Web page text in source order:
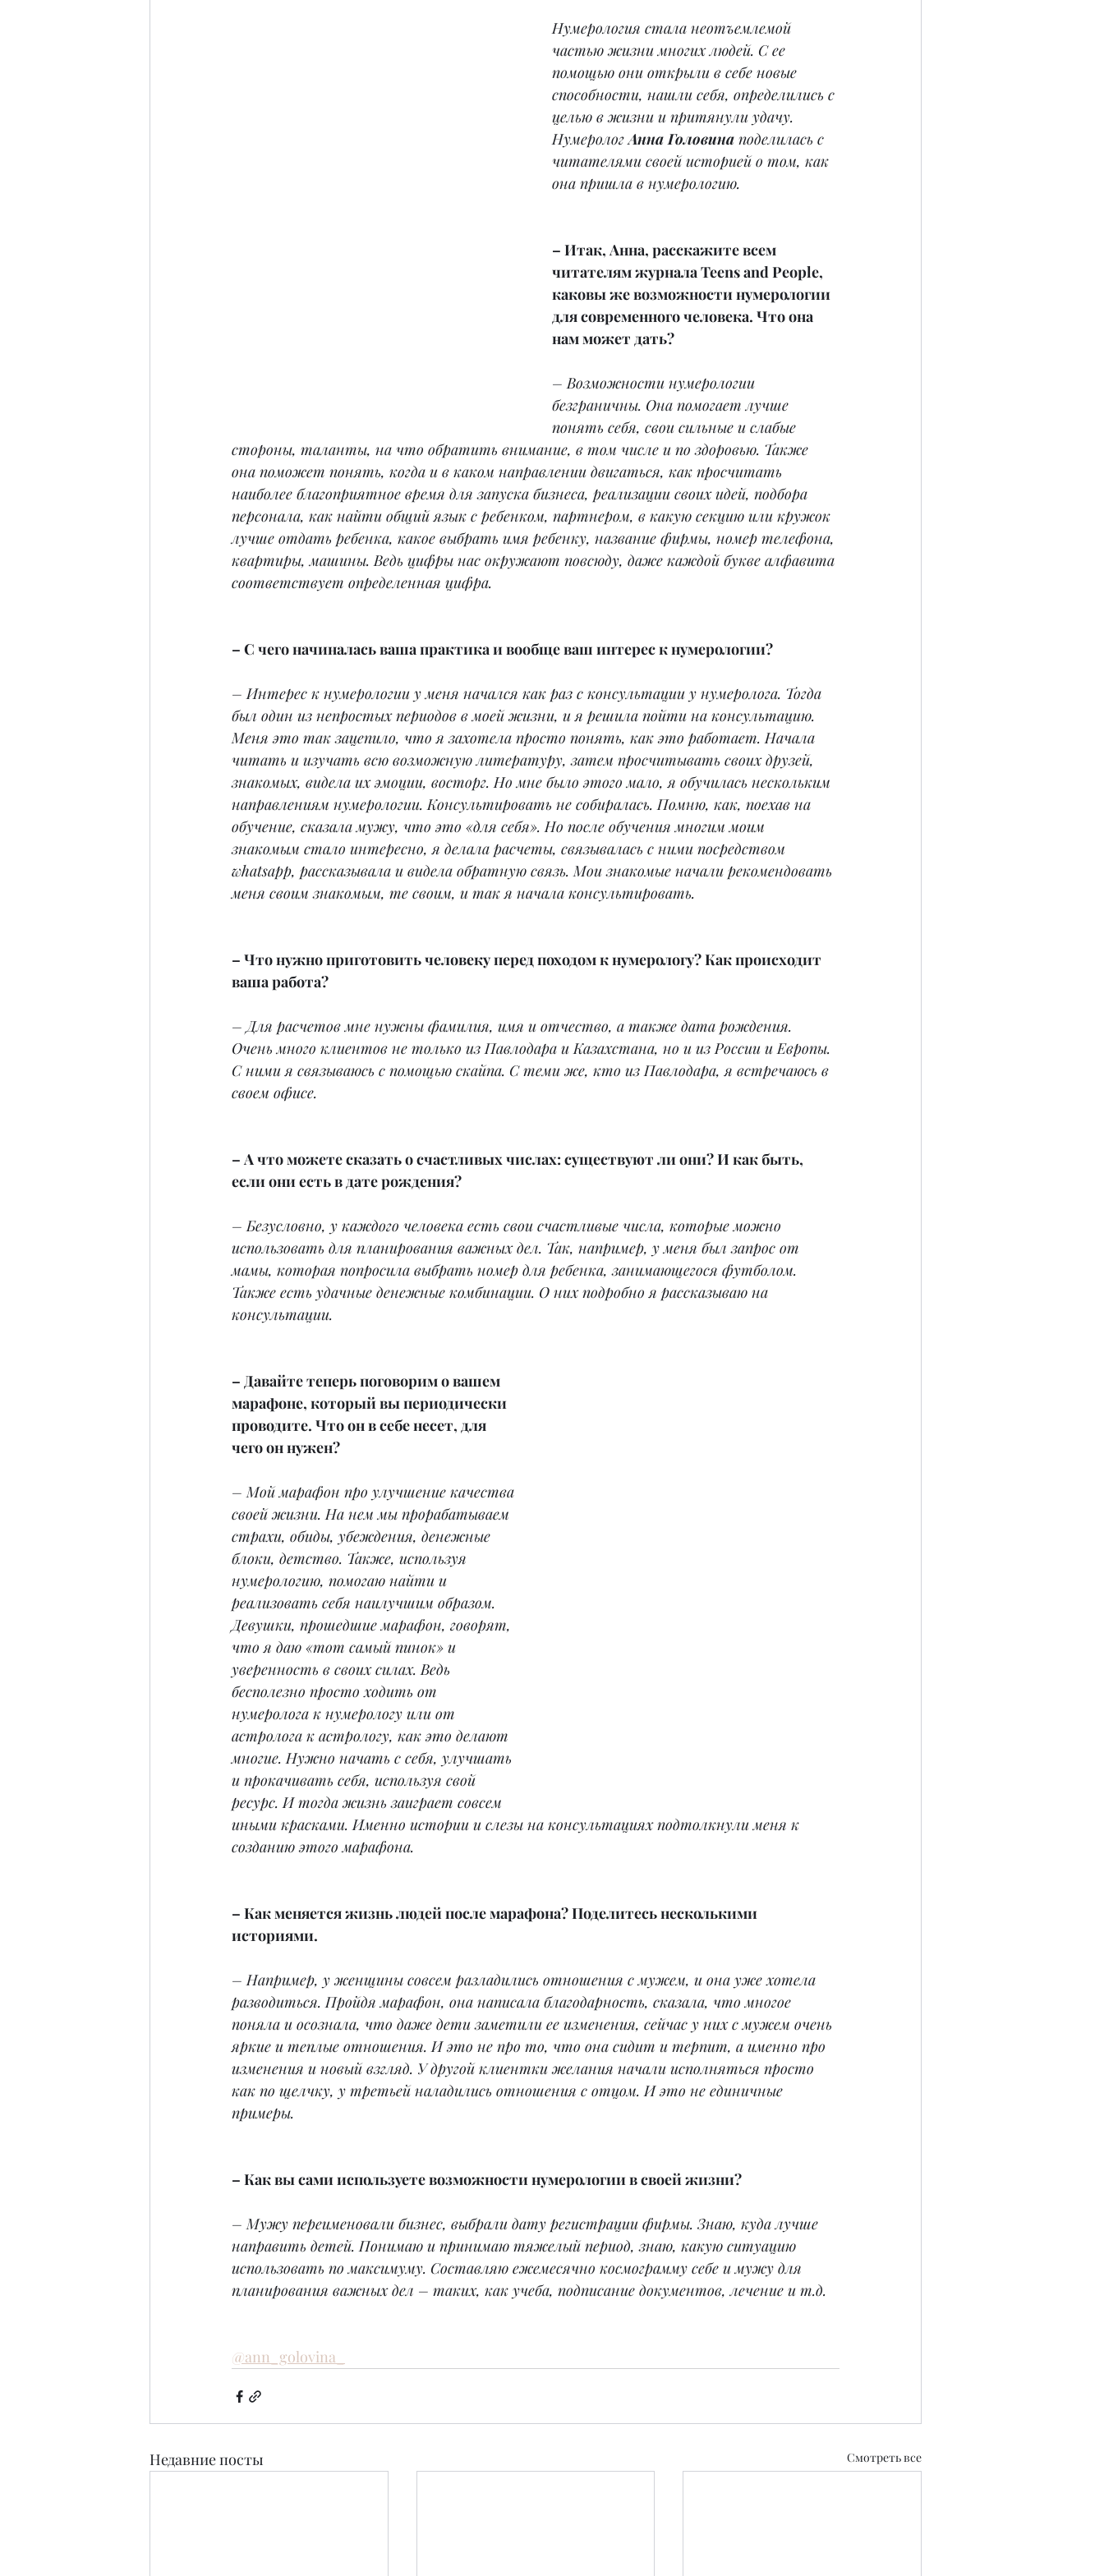
Нумерология стала неотъемлемой
частью жизни многих людей. С ее
помощью они открыли в себе новые
способности, нашли себя, определились с
целью в жизни и притянули удачу.
Нумеролог Анна Головина поделилась с
читателями своей историей о том, как
она пришла в нумерологию.
– Итак, Анна, расскажите всем
читателям журнала Teens and People,
каковы же возможности нумерологии
для современного человека. Что она
нам может дать?
– Возможности нумерологии
безграничны. Она помогает лучше
понять себя, свои сильные и слабые
стороны, таланты, на что обратить внимание, в том числе и по здоровью. Также
она поможет понять, когда и в каком направлении двигаться, как просчитать
наиболее благоприятное время для запуска бизнеса, реализации своих идей, подбора
персонала, как найти общий язык с ребенком, партнером, в какую секцию или кружок
лучше отдать ребенка, какое выбрать имя ребенку, название фирмы, номер телефона,
квартиры, машины. Ведь цифры нас окружают повсюду, даже каждой букве алфавита
соответствует определенная цифра.
– С чего начиналась ваша практика и вообще ваш интерес к нумерологии?
– Интерес к нумерологии у меня начался как раз с консультации у нумеролога. Тогда
был один из непростых периодов в моей жизни, и я решила пойти на консультацию.
Меня это так зацепило, что я захотела просто понять, как это работает. Начала
читать и изучать всю возможную литературу, затем просчитывать своих друзей,
знакомых, видела их эмоции, восторг. Но мне было этого мало, я обучилась нескольким
направлениям нумерологии. Консультировать не собиралась. Помню, как, поехав на
обучение, сказала мужу, что это «для себя». Но после обучения многим моим
знакомым стало интересно, я делала расчеты, связывалась с ними посредством
whatsapp, рассказывала и видела обратную связь. Мои знакомые начали рекомендовать
меня своим знакомым, те своим, и так я начала консультировать.
– Что нужно приготовить человеку перед походом к нумерологу? Как происходит
ваша работа?
– Для расчетов мне нужны фамилия, имя и отчество, а также дата рождения.
Очень много клиентов не только из Павлодара и Казахстана, но и из России и Европы.
С ними я связываюсь с помощью скайпа. С теми же, кто из Павлодара, я встречаюсь в
своем офисе.
– А что можете сказать о счастливых числах: существуют ли они? И как быть,
если они есть в дате рождения?
– Безусловно, у каждого человека есть свои счастливые числа, которые можно
использовать для планирования важных дел. Так, например, у меня был запрос от
мамы, которая попросила выбрать номер для ребенка, занимающегося футболом.
Также есть удачные денежные комбинации. О них подробно я рассказываю на
консультации.
– Давайте теперь поговорим о вашем
марафоне, который вы периодически
проводите. Что он в себе несет, для
чего он нужен?
– Мой марафон про улучшение качества
своей жизни. На нем мы прорабатываем
страхи, обиды, убеждения, денежные
блоки, детство. Также, используя
нумерологию, помогаю найти и
реализовать себя наилучшим образом.
Девушки, прошедшие марафон, говорят,
что я даю «тот самый пинок» и
уверенность в своих силах. Ведь
бесполезно просто ходить от
нумеролога к нумерологу или от
астролога к астрологу, как это делают
многие. Нужно начать с себя, улучшать
и прокачивать себя, используя свой
ресурс. И тогда жизнь заиграет совсем
иными красками. Именно истории и слезы на консультациях подтолкнули меня к
созданию этого марафона.
– Как меняется жизнь людей после марафона? Поделитесь несколькими
историями.
– Например, у женщины совсем разладились отношения с мужем, и она уже хотела
разводиться. Пройдя марафон, она написала благодарность, сказала, что многое
поняла и осознала, что даже дети заметили ее изменения, сейчас у них с мужем очень
яркие и теплые отношения. И это не про то, что она сидит и терпит, а именно про
изменения и новый взгляд. У другой клиентки желания начали исполняться просто
как по щелчку, у третьей наладились отношения с отцом. И это не единичные
примеры.
– Как вы сами используете возможности нумерологии в своей жизни?
– Мужу переименовали бизнес, выбрали дату регистрации фирмы. Знаю, куда лучше
направить детей. Понимаю и принимаю тяжелый период, знаю, какую ситуацию
использовать по максимуму. Составляю ежемесячно космограмму себе и мужу для
планирования важных дел – таких, как учеба, подписание документов, лечение и т.д.
@ann_golovina_
Недавние посты Смотреть все